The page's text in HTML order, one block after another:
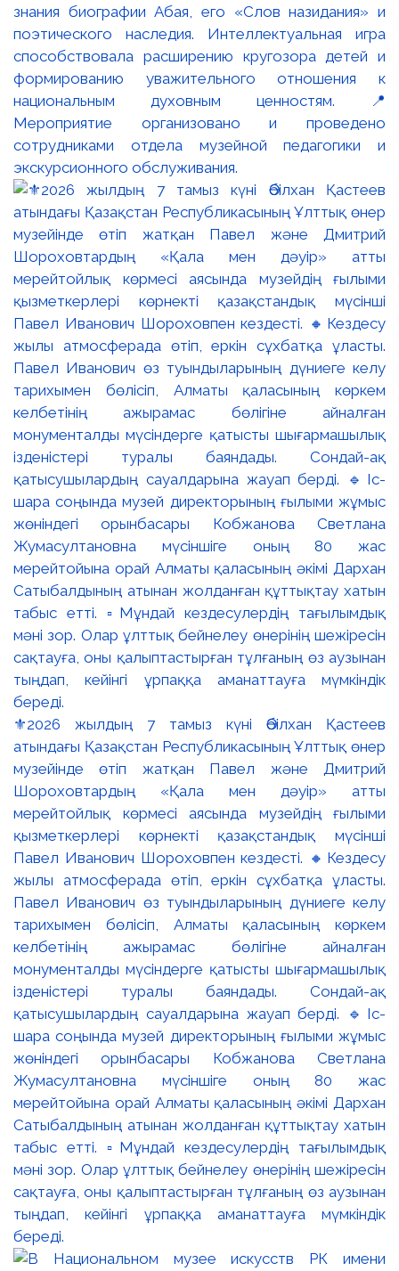
знания биографии Абая, его «Слов назидания» и
поэтического наследия. Интеллектуальная игра
способствовала расширению кругозора детей и
формированию уважительного отношения к
национальным духовным ценностям. 📍
Мероприятие организовано и проведено
сотрудниками отдела музейной педагогики и
экскурсионного обслуживания.
⚜️2026 жылдың 7 тамыз күні Әбілхан Қастеев
атындағы Қазақстан Республикасының Ұлттық өнер
музейінде өтіп жатқан Павел және Дмитрий
Шороховтардың «Қала мен дәуір» атты
мерейтойлық көрмесі аясында музейдің ғылыми
қызметкерлері көрнекті қазақстандық мүсінші
Павел Иванович Шороховпен кездесті. 🔸Кездесу
жылы атмосферада өтіп, еркін сұхбатқа ұласты.
Павел Иванович өз туындыларының дүниеге келу
тарихымен бөлісіп, Алматы қаласының көркем
келбетінің ажырамас бөлігіне айналған
монументалды мүсіндерге қатысты шығармашылық
ізденістері туралы баяндады. Сондай-ақ
қатысушылардың сауалдарына жауап берді. 🔹Іс-
шара соңында музей директорының ғылыми жұмыс
жөніндегі орынбасары Кобжанова Светлана
Жумасултановна мүсіншіге оның 80 жас
мерейтойына орай Алматы қаласының әкімі Дархан
Сатыбалдының атынан жолданған құттықтау хатын
табыс етті. ▫️Мұндай кездесулердің тағылымдық
мәні зор. Олар ұлттық бейнелеу өнерінің шежіресін
сақтауға, оны қалыптастырған тұлғаның өз аузынан
тыңдап, кейінгі ұрпаққа аманаттауға мүмкіндік
береді.